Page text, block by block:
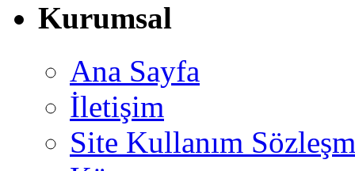
Kurumsal
Ana Sayfa
İletişim
Site Kullanım